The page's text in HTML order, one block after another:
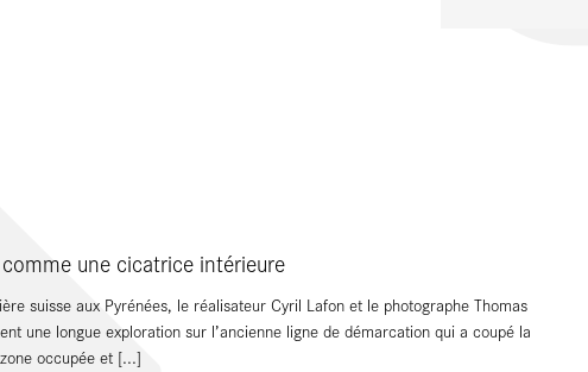
une cicatrice intérieure
suisse aux Pyrénées, le réalisateur Cyril Lafon et le photographe Thomas
une longue exploration sur l’ancienne ligne de démarcation qui a coupé la
occupée et [...]